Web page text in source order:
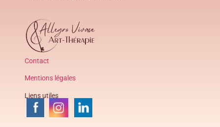
Contact
Mentions légales
Liens utiles